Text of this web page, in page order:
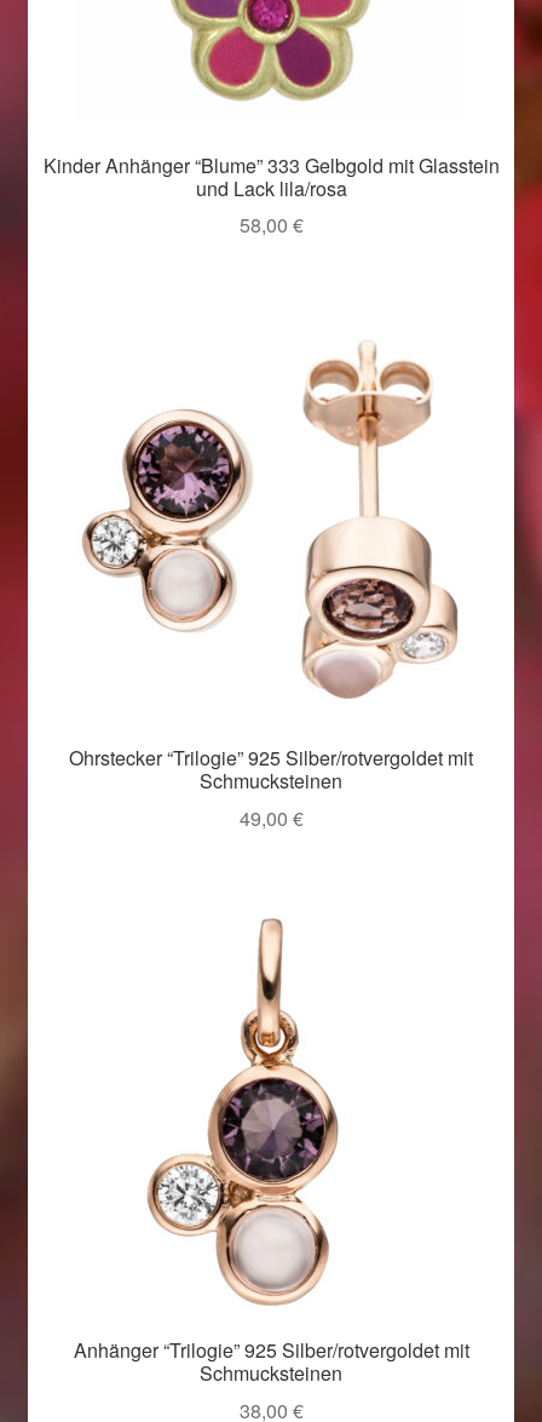
Kinder Anhänger “Blume” 333 Gelbgold mit Glasstein
und Lack lila/rosa
58,00 €
Ohrstecker “Trilogie” 925 Silber/rotvergoldet mit
Schmucksteinen
49,00 €
Anhänger “Trilogie” 925 Silber/rotvergoldet mit
Schmucksteinen
38,00 €